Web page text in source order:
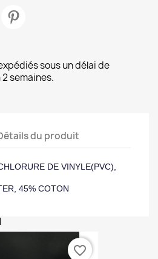
sous un délai de
semaines.
du produit
DE VINYLE(PVC),
45% COTON
favorite_border